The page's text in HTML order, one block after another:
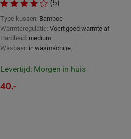
(5)
Type kussen: Bamboe
Warmteregulatie: Voert goed warmte af
Hardheid: medium
Wasbaar: in wasmachine
Levertijd: Morgen in huis
40.-